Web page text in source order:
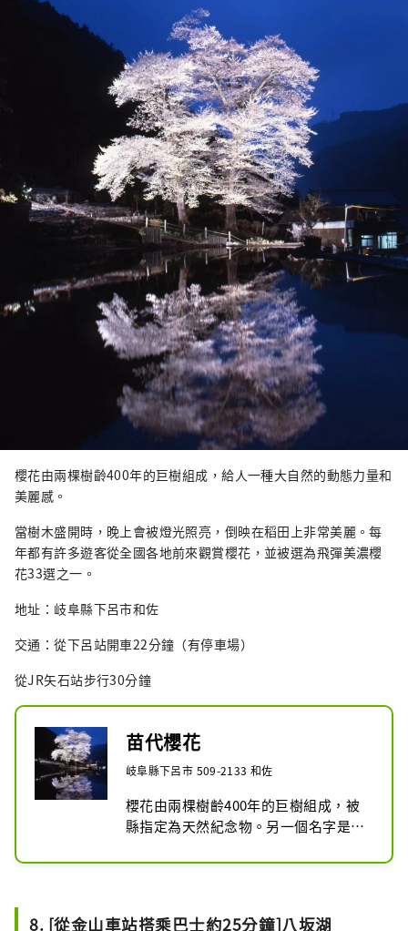
櫻花由兩棵樹齡400年的巨樹組成，給人一種大自然的動態力量和
美麗感。
當樹木盛開時，晚上會被燈光照亮，倒映在稻田上非常美麗。每
年都有許多遊客從全國各地前來觀賞櫻花，並被選為飛彈美濃櫻
花33選之一。
地址：岐阜縣下呂市和佐
交通：從下呂站開車22分鐘（有停車場）
從JR矢石站步行30分鐘
苗代櫻花
岐阜縣下呂市 509-2133 和佐
櫻花由兩棵樹齡400年的巨樹組成，被
縣指定為天然紀念物。另一個名字是向
櫻花開進稻田的景象非常美麗，被選為
8. [從金山車站搭乘巴士約25分鐘]八坂湖